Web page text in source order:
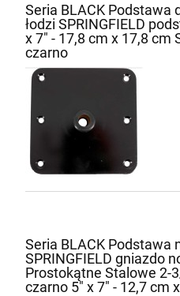
Seria BLACK Podstawa
łodzi SPRINGFIELD
x 7" - 17,8 cm x 17,8 cm
czarno
Seria BLACK Podstawa
SPRINGFIELD gniazdo
Prostokątne Stalowe 2-
czarno 5" x 7" - 12,7 cm